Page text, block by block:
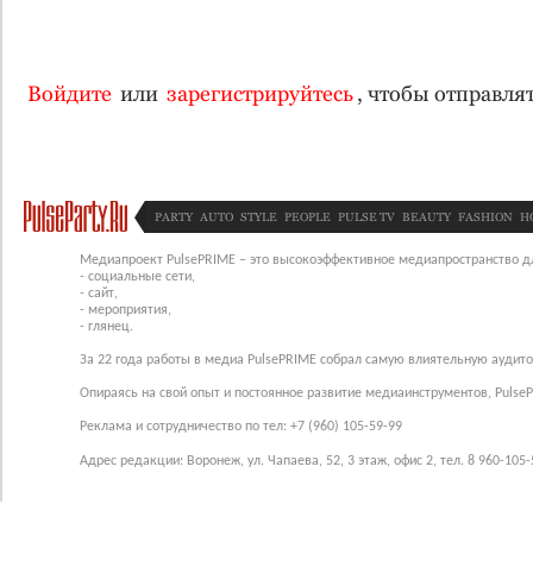
Войдите или зарегистрируйтесь, чтобы
PARTY AUTO STYLE PEOPLE PULSE TV BEAUTY FASHION
Медиапроект PulsePRIME – это высокоэффективное медиапространство
- социальные сети,
- сайт,
- мероприятия,
- глянец.
За 22 года работы в медиа PulsePRIME собрал самую влиятельную
Опираясь на свой опыт и постоянное развитие медиаинструментов,
Реклама и сотрудничество по тел: +7 (960) 105-59-99
Адрес редакции: Воронеж, ул. Чапаева, 52, 3 этаж, офис 2, тел. 8 960-